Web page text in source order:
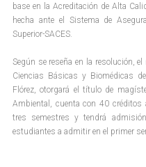
base en la Acreditación de Alta
hecha ante el Sistema de
Superior-SACES.
Según se reseña en la resolución,
Ciencias Básicas y Biomédicas
Flórez, otorgará el título de
Ambiental, cuenta con 40 créditos
tres semestres y tendrá
estudiantes a admitir en el primer